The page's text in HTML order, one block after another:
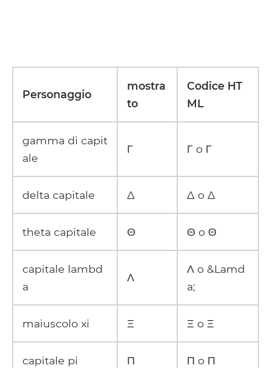
Personaggio
mostra
to
Codice HT
ML
gamma di capit
ale
Γ Γ o Γ
delta capitale Δ Δ o Δ
theta capitale Θ Θ o Θ
capitale lambd
a
Λ
Λ o &Lamd
a;
maiuscolo xi Ξ Ξ o Ξ
capitale pi Π Π o Π